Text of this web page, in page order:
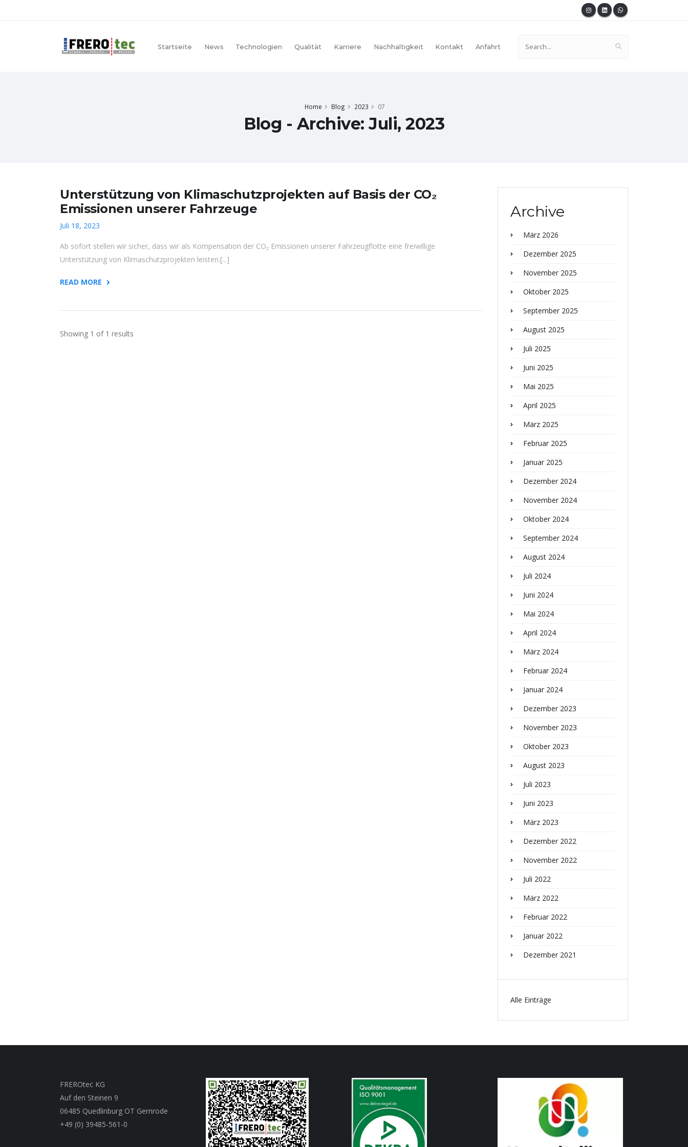
Startseite News Technologien Qualität Karriere Nachhaltigkeit Kontakt Anfahrt
Home Blog 2023 07
Blog - Archive: Juli, 2023
Archive
März 2026
Dezember 2025
November 2025
Oktober 2025
September 2025
August 2025
Juli 2025
Juni 2025
Mai 2025
April 2025
März 2025
Februar 2025
Januar 2025
Dezember 2024
November 2024
Oktober 2024
September 2024
August 2024
Juli 2024
Juni 2024
Mai 2024
April 2024
März 2024
Februar 2024
Januar 2024
Dezember 2023
November 2023
Oktober 2023
August 2023
Juli 2023
Juni 2023
März 2023
Dezember 2022
November 2022
Juli 2022
März 2022
Februar 2022
Januar 2022
Dezember 2021
Alle Einträge
Unterstützung von Klimaschutzprojekten auf Basis der CO₂
Emissionen unserer Fahrzeuge
Juli 18, 2023
Ab sofort stellen wir sicher, dass wir als Kompensation der CO₂ Emissionen unserer Fahrzeugflotte eine freiwillige
Unterstützung von Klimaschutzprojekten leisten.[...]
READ MORE
Showing 1 of 1 results
FREROtec KG
Auf den Steinen 9
06485 Quedlinburg OT Gernrode
+49 (0) 39485-561-0